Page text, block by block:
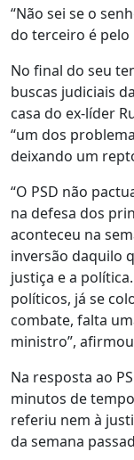
“Não sei se o
do terceiro é pelo
No final do seu
buscas judiciais
casa do ex-líder
“um dos
deixando um
“O PSD não
na defesa dos
aconteceu na
inversão daquilo
justiça e a
políticos, já se
combate, falta
ministro”,
Na resposta ao
minutos de
referiu nem à
da semana